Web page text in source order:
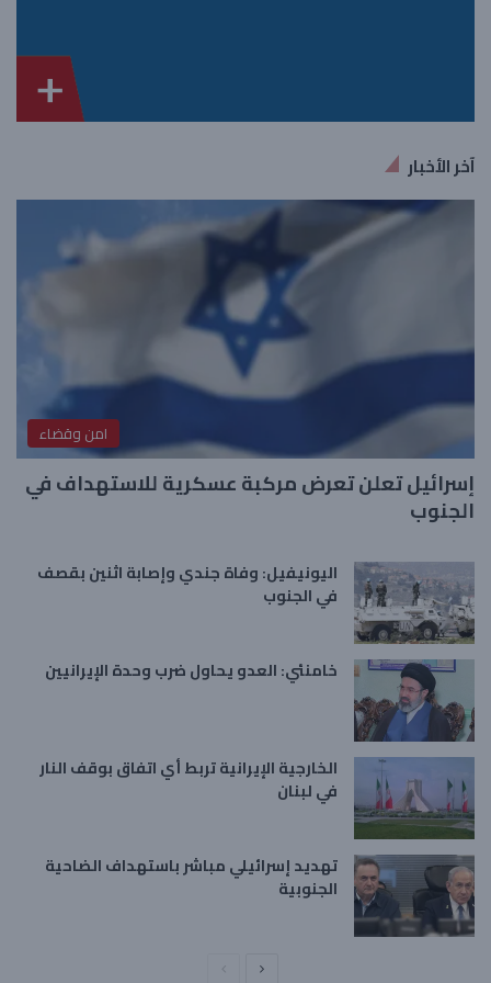
آخر الأخبار
امن وقضاء
إسرائيل تعلن تعرض مركبة عسكرية للاستهداف في
الجنوب
اليونيفيل: وفاة جندي وإصابة اثنين بقصف
في الجنوب
خامنئي: العدو يحاول ضرب وحدة الإيرانيين
الخارجية الإيرانية تربط أي اتفاق بوقف النار
في لبنان
تهديد إسرائيلي مباشر باستهداف الضاحية
الجنوبية